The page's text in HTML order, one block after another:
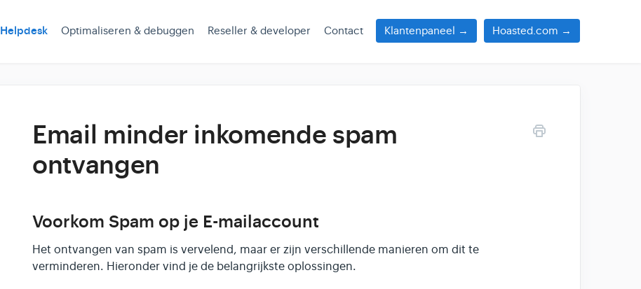
Helpdesk Optimaliseren & debuggen Reseller & developer Contact Klantenpaneel → Hoasted.com →
Email minder inkomende spam
ontvangen
Voorkom Spam op je E-mailaccount
Het ontvangen van spam is vervelend, maar er zijn verschillende manieren om dit te
verminderen. Hieronder vind je de belangrijkste oplossingen.